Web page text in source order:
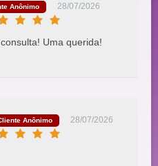
Anônimo
28/07/2026
Uma querida!
Anônimo
28/07/2026